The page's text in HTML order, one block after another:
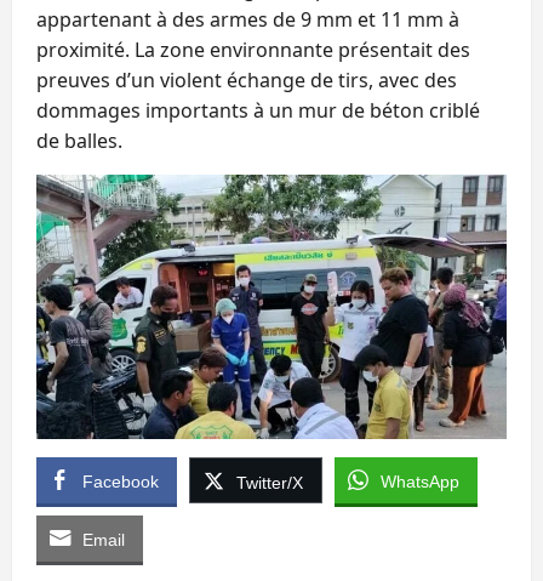
appartenant à des armes de 9 mm et 11 mm à
proximité. La zone environnante présentait des
preuves d’un violent échange de tirs, avec des
dommages importants à un mur de béton criblé
de balles.
Facebook Twitter/X WhatsApp
Email